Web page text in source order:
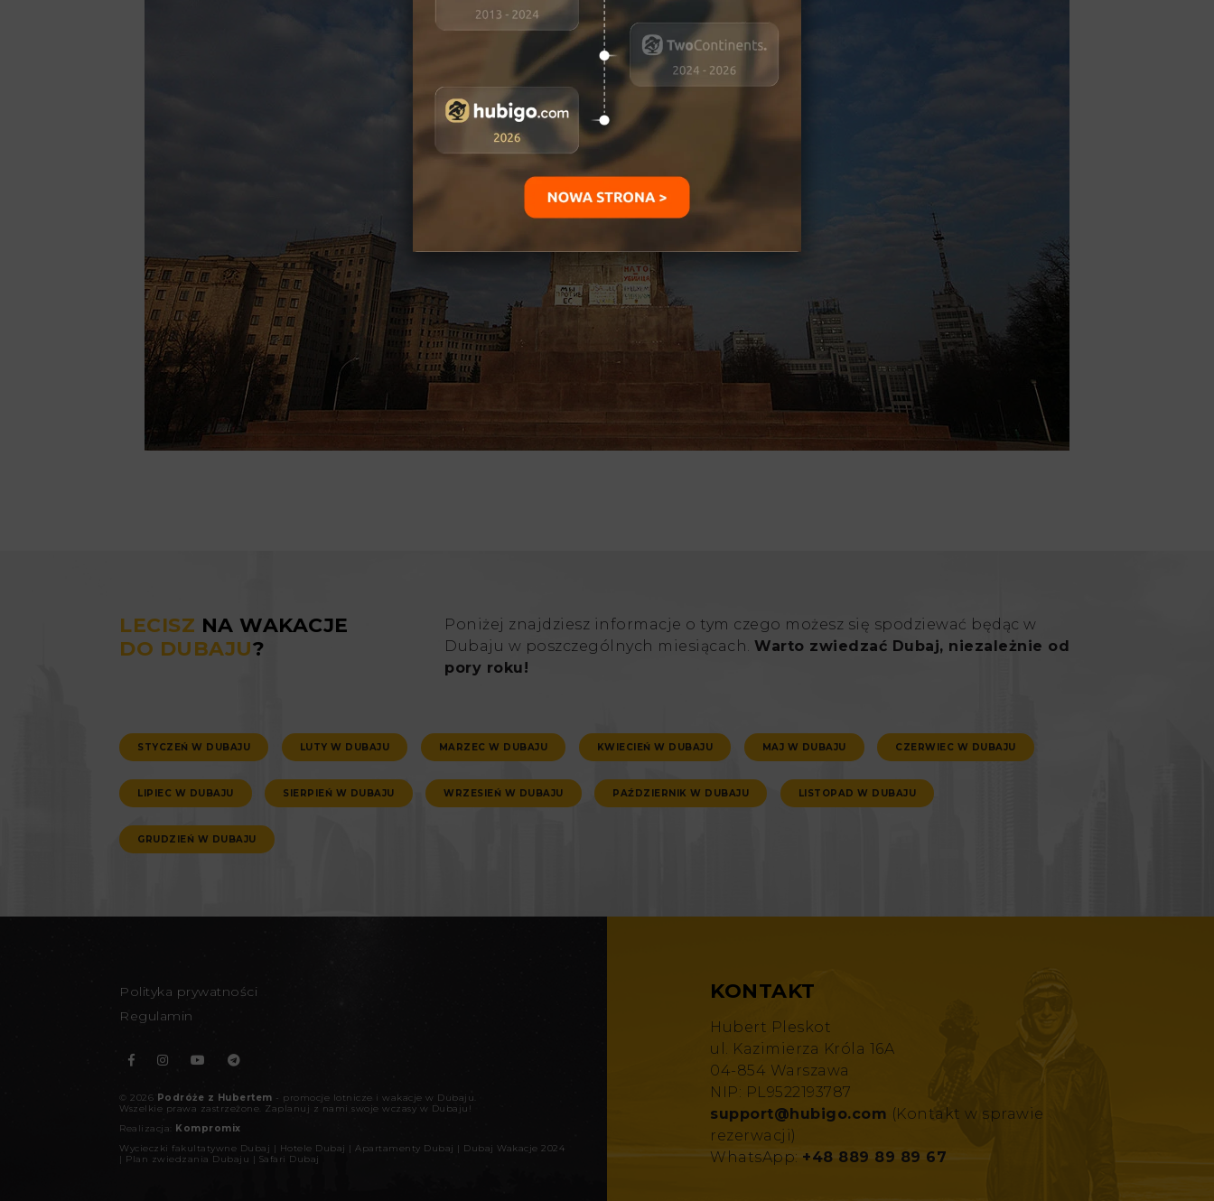
LECISZ NA WAKACJE
DO DUBAJU?
Poniżej znajdziesz informacje o tym czego możesz się spodziewać będąc w
Dubaju w poszczególnych miesiącach. Warto zwiedzać Dubaj, niezależnie od
pory roku!
STYCZEŃ W DUBAJU LUTY W DUBAJU MARZEC W DUBAJU KWIECIEŃ W DUBAJU MAJ W DUBAJU CZERWIEC W DUBAJU
LIPIEC W DUBAJU SIERPIEŃ W DUBAJU WRZESIEŃ W DUBAJU PAŹDZIERNIK W DUBAJU LISTOPAD W DUBAJU
GRUDZIEŃ W DUBAJU
Polityka prywatności
Regulamin
© 2026 Podróże z Hubertem - promocje lotnicze i wakacje w Dubaju
Wszelkie prawa zastrzeżone. Zaplanuj z nami swoje wczasy w Dubaju!
Realizacja: Kompromix
Wycieczki fakultatywne Dubaj | Hotele Dubaj | Apartamenty Dubaj | Dubaj Wakacje 2024
| Plan zwiedzania Dubaju | Safari Dubaj
KONTAKT
Hubert Pleskot
ul. Kazimierza Króla 16A
04-854 Warszawa
NIP: PL9522193787
support@hubigo.com (Kontakt w sprawie
rezerwacji)
WhatsApp: +48 889 89 89 67